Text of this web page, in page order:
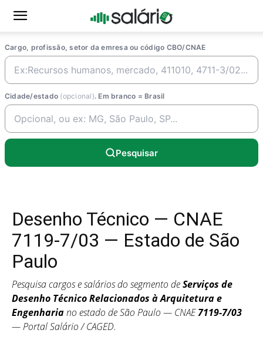
Cargo, profissão, setor da emresa ou código CBO/CNAE
Cidade/estado (opcional). Em branco = Brasil
Pesquisar
Desenho Técnico — CNAE
7119-7/03 — Estado de São
Paulo
Pesquisa cargos e salários do segmento deServiços de
Desenho Técnico Relacionados à Arquitetura e
Engenhariano estado de São Paulo — CNAE7119-7/03
— Portal Salário / CAGED.